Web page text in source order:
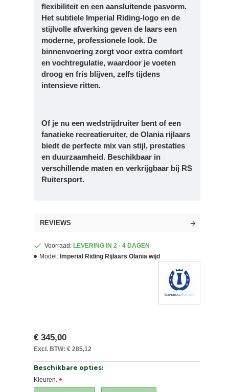
flexibiliteit en een aansluitende pasvorm.
Het subtiele Imperial Riding-logo en de
stijlvolle afwerking geven de laars een
moderne, professionele look. De
binnenvoering zorgt voor extra comfort
en vochtregulatie, waardoor je voeten
droog en fris blijven, zelfs tijdens
intensieve ritten.
Of je nu een wedstrijdruiter bent of een
fanatieke recreatieruiter, de Olania rijlaars
biedt de perfecte mix van stijl, prestaties
en duurzaamheid. Beschikbaar in
verschillende maten en verkrijgbaar bij RS
Ruitersport.
REVIEWS
Voorraad: LEVERING IN 2 - 4 DAGEN
Model: Imperial Riding Rijlaars Olania wijd
€ 345,00
Excl. BTW: € 285,12
Beschikbare opties:
Kleuren.